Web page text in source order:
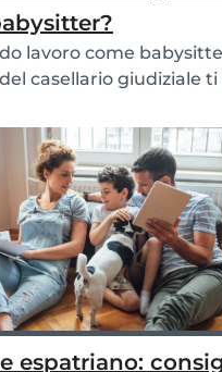
lavoro come
casellario giudiziale ti
espatriano: